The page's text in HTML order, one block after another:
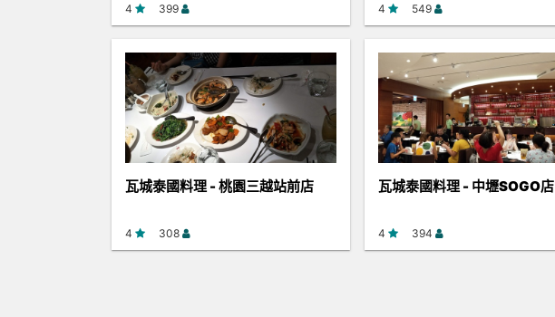
4 399 4 549
瓦城泰國料理 - 桃園三越站前店
4 308
瓦城泰國料理 - 中壢SOGO店
4 394